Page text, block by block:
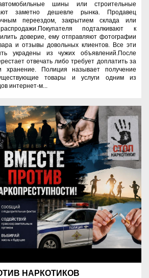
шины или строительные
заметно дешевле рынка. Продавец
переездом, закрытием склада или
подталкивают к
доверие, ему отправляют фотографии
и отзывы довольных клиентов. Все эти
украдены из чужих объявлений.После
отвечать либо требует доплатить за
хранение. Полиция называет получение
товары и услуги одним из
интернет-м...
НАРКОТИКОВ